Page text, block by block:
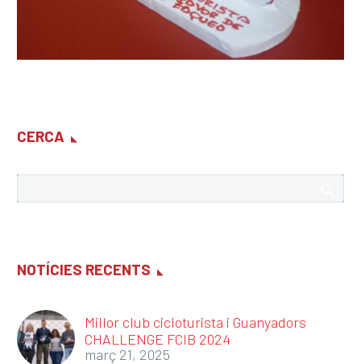
CERCA
NOTÍCIES RECENTS
Millor club cicloturista i Guanyadors
CHALLENGE FCIB 2024
març 21, 2025